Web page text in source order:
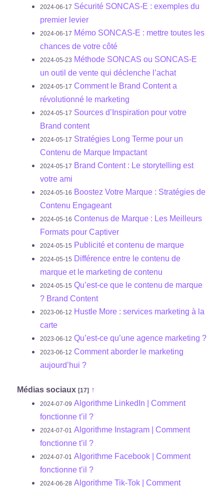
2024-06-17 Sécurité SONCAS-E : exemples du
premier levier
2024-06-17 Mémo SONCAS-E : mettre toutes les
chances de votre côté
2024-05-23 Méthode SONCAS ou SONCAS-E
un outil de vente qui déclenche l’achat
2024-05-17 Comment le Brand Content a
révolutionné le marketing
2024-05-17 Sources d’Inspiration pour votre
Brand content
2024-05-17 Stratégies Long Terme pour un
Contenu de Marque Impactant
2024-05-17 Brand Content : Le storytelling est
votre ami
2024-05-16 Boostez Votre Marque : Stratégies de
Contenu Engageant
2024-05-16 Contenus de Marque : Les Meilleurs
Formats pour Captiver
2024-05-15 Publicité et contenu de marque
2024-05-15 Différence entre le contenu de
marque et le marketing de contenu
2024-05-15 Qu’est-ce que le contenu de marque
? Brand Content
2023-06-12 Hustle More : services marketing à la
carte
2023-06-12 Qu’est-ce qu’une agence marketing ?
2023-06-12 Comment aborder le marketing
aujourd’hui ?
Médias sociaux [17] ↑
2024-07-09 Algorithme LinkedIn | Comment
fonctionne t’il ?
2024-07-01 Algorithme Instagram | Comment
fonctionne t’il ?
2024-07-01 Algorithme Facebook | Comment
fonctionne t’il ?
2024-06-28 Algorithme Tik-Tok | Comment